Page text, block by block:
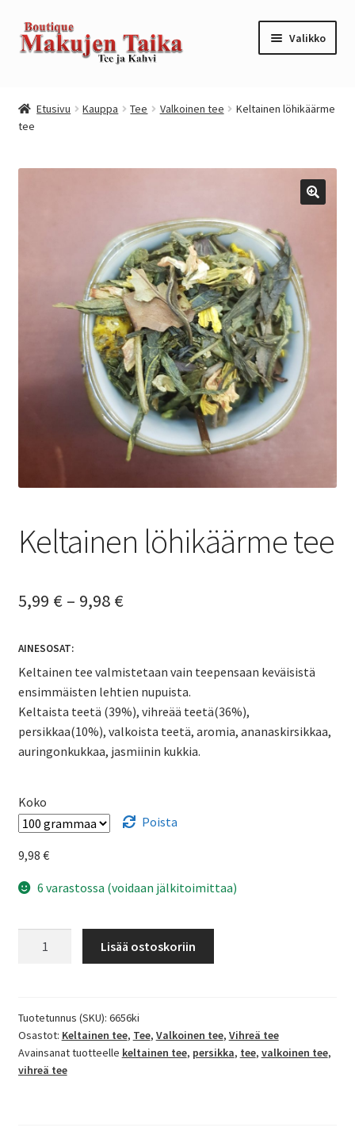
Siirry
navigointiin
Siirry
sisältöön
Valikko
Kanta-asiakkuusohjelma / loyalty program
Kassa
Tilaus- ja sopimusehdot
Yrityksille
Etusivu Kauppa Tee Valkoinen tee
Keltainen löhikäärme
tee
Keltainen löhikäärme tee
5,99 € – 9,98 €Hintaluokka:
9,98 €
AINESOSAT:
Keltainen tee valmistetaan vain teepensaan keväisistä
ensimmäisten lehtien nupuista.
Keltaista teetä (39%), vihreää teetä(36%),
persikkaa(10%), valkoista teetä, aromia, ananaskirsikkaa,
auringonkukkaa, jasmiinin kukkia.
Koko
Poista
9,98 €
6 varastossa (voidaan jälkitoimittaa)
Lisää ostoskoriin
Tuotetunnus (SKU): 6656ki
Osastot: Keltainen tee, Tee, Valkoinen tee, Vihreä tee
Avainsanat tuotteelle keltainen tee, persikka, tee, valkoinen tee,
vihreä tee